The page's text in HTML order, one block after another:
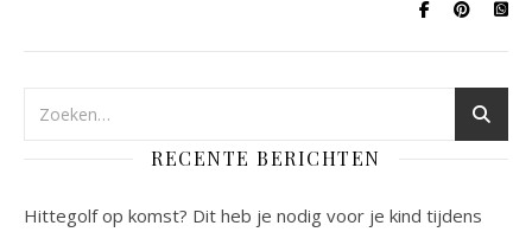
RECENTE BERICHTEN
Hittegolf op komst? Dit heb je nodig voor je kind tijdens